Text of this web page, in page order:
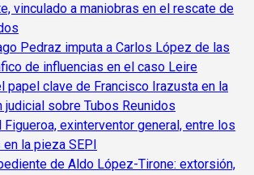
vinculado a maniobras en el rescate de
Pedraz imputa a Carlos López de las
de influencias en el caso Leire
papel clave de Francisco Irazusta en la
judicial sobre Tubos Reunidos
Figueroa, exinterventor general, entre los
la pieza SEPI
de Aldo López-Tirone: extorsión,